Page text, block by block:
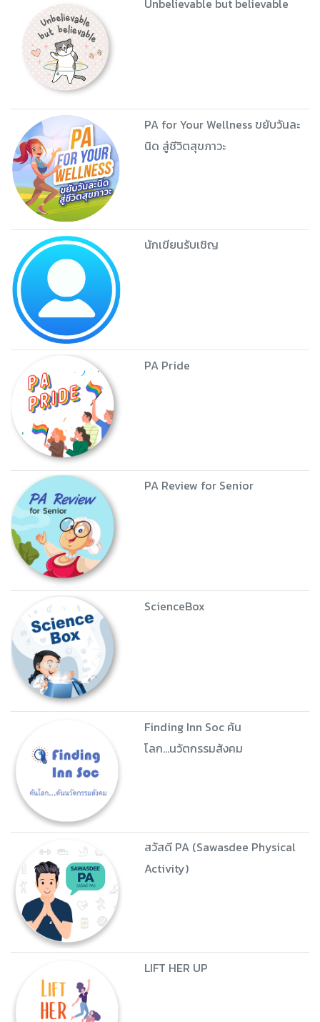
Unbelievable but believable
PA for Your Wellness ขยับวันละ
นิด สู่ชีวิตสุขภาวะ
นักเขียนรับเชิญ
PA Pride
PA Review for Senior
ScienceBox
Finding Inn Soc ค้น
โลก...นวัตกรรมสังคม
สวัสดี PA (Sawasdee Physical
Activity)
LIFT HER UP